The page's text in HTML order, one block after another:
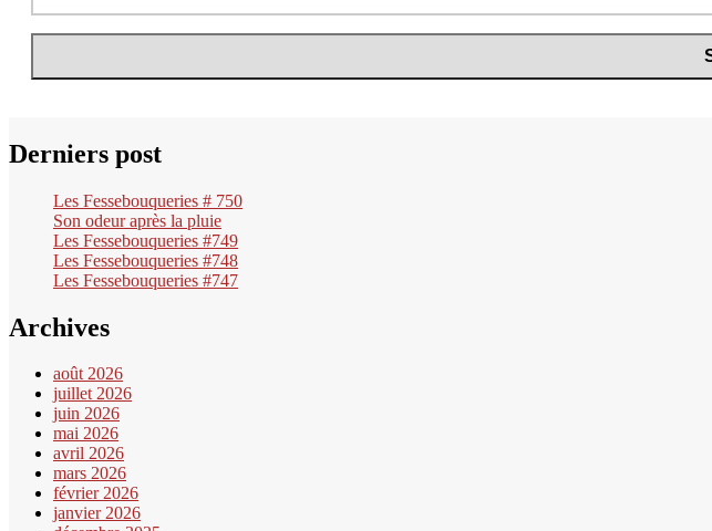
Derniers post
Les Fessebouqueries # 750
Son odeur après la pluie
Les Fessebouqueries #749
Les Fessebouqueries #748
Les Fessebouqueries #747
Archives
août 2026
juillet 2026
juin 2026
mai 2026
avril 2026
mars 2026
février 2026
janvier 2026